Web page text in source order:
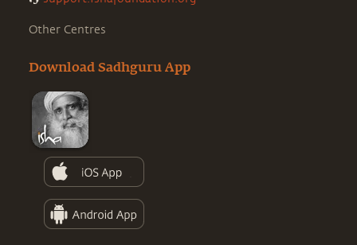
Other Centres
Download Sadhguru App